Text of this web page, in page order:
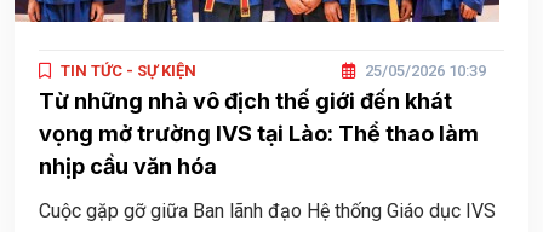
TIN TỨC - SỰ KIỆN 25/05/2026 10:39
Từ những nhà vô địch thế giới đến khát
vọng mở trường IVS tại Lào: Thể thao làm
nhịp cầu văn hóa
Cuộc gặp gỡ giữa Ban lãnh đạo Hệ thống Giáo dục IVS